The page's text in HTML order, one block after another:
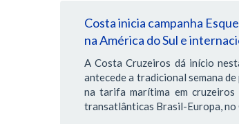
Costa inicia campanha
na América do Sul e
A Costa Cruzeiros dá início
antecede a tradicional semana
na tarifa marítima em cruzeiros
transatlânticas Brasil-Europa, no